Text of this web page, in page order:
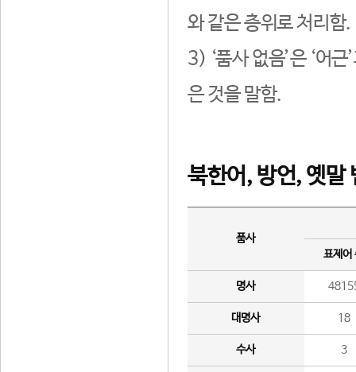
와 같은 층위로 처리함.
3) ‘품사 없음’은 ‘어
은 것을 말함.
북한어, 방언, 옛말
품사
표제어
명사
대명사 18
수사 3